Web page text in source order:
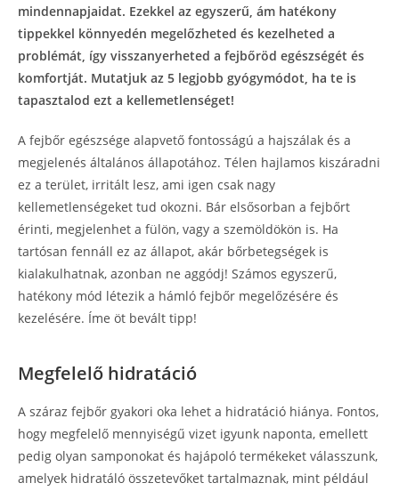
mindennapjaidat. Ezekkel az egyszerű, ám hatékony
tippekkel könnyedén megelőzheted és kezelheted a
problémát, így visszanyerheted a fejbőröd egészségét és
komfortját. Mutatjuk az 5 legjobb gyógymódot, ha te is
tapasztalod ezt a kellemetlenséget!
A fejbőr egészsége alapvető fontosságú a hajszálak és a
megjelenés általános állapotához. Télen hajlamos kiszáradni
ez a terület, irritált lesz, ami igen csak nagy
kellemetlenségeket tud okozni. Bár elsősorban a fejbőrt
érinti, megjelenhet a fülön, vagy a szemöldökön is. Ha
tartósan fennáll ez az állapot, akár bőrbetegségek is
kialakulhatnak, azonban ne aggódj! Számos egyszerű,
hatékony mód létezik a hámló fejbőr megelőzésére és
kezelésére. Íme öt bevált tipp!
Megfelelő hidratáció
A száraz fejbőr gyakori oka lehet a hidratáció hiánya. Fontos,
hogy megfelelő mennyiségű vizet igyunk naponta, emellett
pedig olyan samponokat és hajápoló termékeket válasszunk,
amelyek hidratáló összetevőket tartalmaznak, mint például